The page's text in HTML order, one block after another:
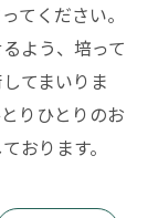
てください。
よう、培って
てまいりま
りひとりのお
おります。